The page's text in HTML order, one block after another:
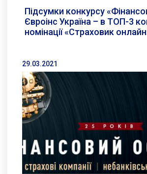
Підсумки конкурсу
Євроінс Україна – в ТОП-3
номінації «Страховик
29.03.2021